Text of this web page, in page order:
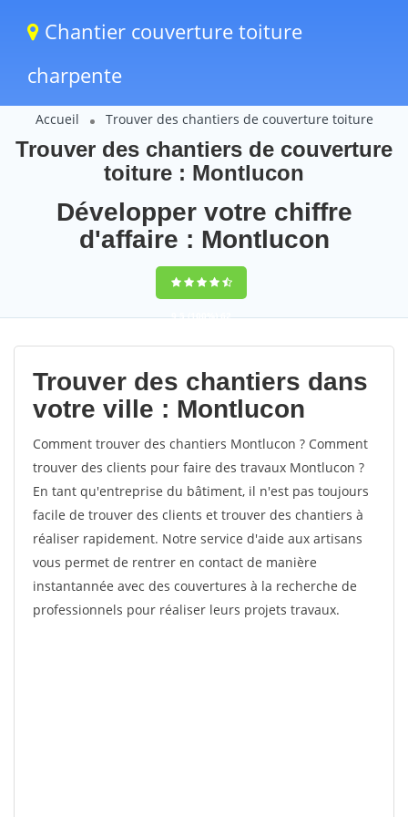
Chantier couverture toiture
charpente
Accueil Trouver des chantiers de couverture toiture
Trouver des chantiers de couverture
toiture : Montlucon
Développer votre chiffre
d'affaire : Montlucon
9,5(100%)62
votes
Trouver des chantiers dans
votre ville : Montlucon
Comment trouver des chantiers Montlucon ? Comment
trouver des clients pour faire des travaux Montlucon ?
En tant qu'entreprise du bâtiment, il n'est pas toujours
facile de trouver des clients et trouver des chantiers à
réaliser rapidement. Notre service d'aide aux artisans
vous permet de rentrer en contact de manière
instantannée avec des couvertures à la recherche de
professionnels pour réaliser leurs projets travaux.